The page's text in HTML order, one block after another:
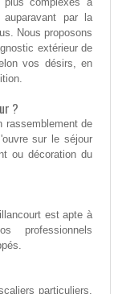
auparavant par la
Nous proposons
extérieur de
vos désirs, en
?
rassemblement de
sur le séjour
ou décoration du
est apte à
professionnels
particuliers,